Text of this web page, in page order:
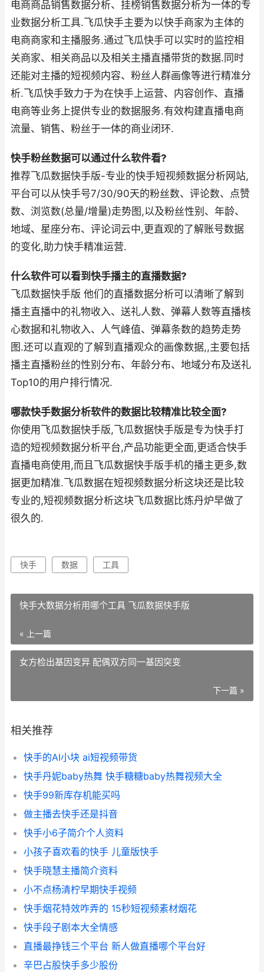
电商商品销售数据分析、挂榜销售数据分析为一体的专
业数据分析工具.飞瓜快手主要为以快手商家为主体的
电商商家和主播服务.通过飞瓜快手可以实时的监控相
关商家、相关商品以及相关主播直播带货的数据.同时
还能对主播的短视频内容、粉丝人群画像等进行精准分
析.飞瓜快手致力于为在快手上运营、内容创作、直播
电商等业务上提供专业的数据服务.有效构建直播电商
流量、销售、粉丝于一体的商业闭环.
快手粉丝数据可以通过什么软件看?
推荐飞瓜数据快手版-专业的快手短视频数据分析网站,
平台可以从快手号7/30/90天的粉丝数、评论数、点赞
数、浏览数(总量/增量)走势图,以及粉丝性别、年龄、
地域、星座分布、评论词云中,更直观的了解账号数据
的变化,助力快手精准运营.
什么软件可以看到快手播主的直播数据?
飞瓜数据快手版 他们的直播数据分析可以清晰了解到
播主直播中的礼物收入、送礼人数、弹幕人数等直播核
心数据和礼物收入、人气峰值、弹幕条数的趋势走势
图.还可以直观的了解到直播观众的画像数据,,主要包括
播主直播粉丝的性别分布、年龄分布、地域分布及送礼
Top10的用户排行情况.
哪款快手数据分析软件的数据比较精准比较全面?
你使用飞瓜数据快手版,飞瓜数据快手版是专为快手打
造的短视频数据分析平台,产品功能更全面,更适合快手
直播电商使用,而且飞瓜数据快手版手机的播主更多,数
据更加精准.飞瓜数据在短视频数据分析这块还是比较
专业的,短视频数据分析这块飞瓜数据比炼丹炉早做了
很久的.
快手 数据 工具
快手大数据分析用哪个工具 飞瓜数据快手版
« 上一篇
女方检出基因变异 配偶双方同一基因突变
下一篇 »
相关推荐
快手的AI小块 ai短视频带货
快手丹妮baby热舞 快手糖糖baby热舞视频大全
快手99新库存机能买吗
做主播去快手还是抖音
快手小6子简介个人资料
小孩子喜欢看的快手 儿童版快手
快手晓慧主播简介资料
小不点杨清柠早期快手视频
快手烟花特效咋弄的 15秒短视频素材烟花
快手段子剧本大全情感
直播最挣钱三个平台 新人做直播哪个平台好
辛巴占股快手多少股份